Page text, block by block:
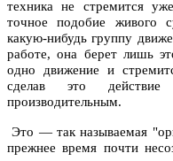
техника не стремится
точное подобие живого
какую-нибудь группу
работе, она берет лишь
одно движение и
сделав это
производительным.
Это — так называемая
прежнее время почти